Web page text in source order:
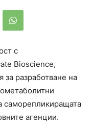
с
Bioscience,
разработване на
саморепликиращата
агенции.